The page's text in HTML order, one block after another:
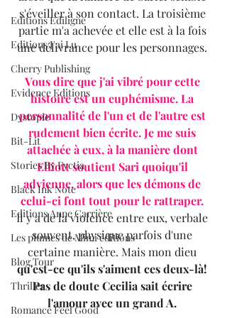
Editions Ediligne
Editions J'ai Lu
Cherry Publishing
Evidence Editions
Dystopie
Bit-Lit
Stories By Fyctia
Black Ink Note
Editions Anne Carrière
Les plumes de Mimi éditions
Blog Tour
Thriller
Romance Feel Good
s'éveiller à son contact. La troisième
partie m'a achevée et elle est à la fois
une délivrance pour les personnages.
Vous dire que j'ai vibré pour cette
histoire est un euphémisme. La
personnalité de l'un et de l'autre est
rudement bien écrite. Je me suis
attachée à eux, à la manière dont
Elliott soutient Sari quoiqu'il
advienne, alors que les démons de
celui-ci font tout pour le rattraper.
Il y a de la violence entre eux, verbale
souvent, physique parfois d'une
certaine manière. Mais mon dieu
qu'est-ce qu'ils s'aiment ces deux-là!
Pas de doute Cecilia sait écrire
l'amour avec un grand A.